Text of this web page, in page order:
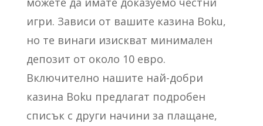
игри. Зависи от вашите казина Boku,
но те винаги изискват минимален
депозит от около 10 евро.
Включително нашите най-добри
казина Boku предлагат подробен
списък с други начини за плащане,